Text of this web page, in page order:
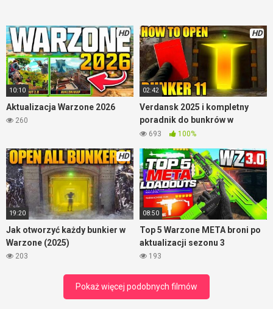
Dobra strategia, ale czasem bardzo denerwująca. Trzeba się
nauczyć albo grać ciężarówkami, albo skutecznie je
zwalczać. Macie jakieś sposoby na graczy, którzy grają nimi
pod koniec rozgrywki?
HD
10:10
Aktualizacja Warzone 2026
260
HD
02:42
Verdansk 2025 i kompletny
poradnik do bunkrów w
Warzone
693 100%
HD
19:20
Jak otworzyć każdy bunkier w
Warzone (2025)
203
08:50
Top 5 Warzone META broni po
aktualizacji sezonu 3
193
Pokaż więcej podobnych filmów